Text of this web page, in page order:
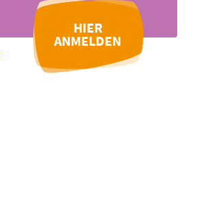
HIER
ANMELDEN